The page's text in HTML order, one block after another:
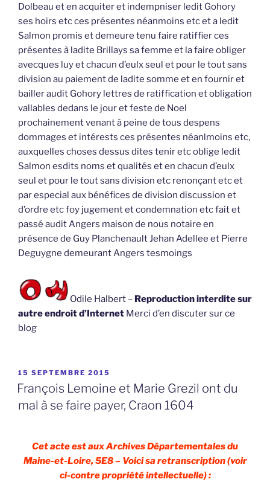
Dolbeau et en acquiter et indempniser ledit Gohory
ses hoirs etc ces présentes néanmoins etc et a ledit
Salmon promis et demeure tenu faire ratiffier ces
présentes à ladite Brillays sa femme et la faire obliger
avecques luy et chacun d’eulx seul et pour le tout sans
division au paiement de ladite somme et en fournir et
bailler audit Gohory lettres de ratiffication et obligation
vallables dedans le jour et feste de Noel
prochainement venant à peine de tous despens
dommages et intérests ces présentes néanlmoins etc,
auxquelles choses dessus dites tenir etc oblige ledit
Salmon esdits noms et qualités et en chacun d’eulx
seul et pour le tout sans division etc renonçant etc et
par especial aux bénéfices de division discussion et
d’ordre etc foy jugement et condemnation etc fait et
passé audit Angers maison de nous notaire en
présence de Guy Planchenault Jehan Adellee et Pierre
Deguygne demeurant Angers tesmoings
Odile Halbert – Reproduction interdite sur
autre endroit d’Internet Merci d’en discuter sur ce
blog
PUBLIÉ
LE
15 SEPTEMBRE 2015
François Lemoine et Marie Grezil ont du
mal à se faire payer, Craon 1604
Cet acte est aux Archives Départementales du
Maine-et-Loire, 5E8 – Voici sa retranscription (voir
ci-contre propriété intellectuelle) :